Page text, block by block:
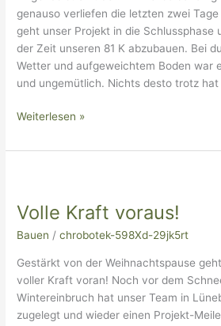
genauso verliefen die letzten zwei
geht unser Projekt in die Schlussphase
der Zeit unseren 81 K abzubauen. Bei
Wetter und aufgeweichtem Boden war
und ungemütlich. Nichts desto trotz hat
Weiterlesen »
Volle Kraft voraus!
Bauen /chrobotek-598Xd-29jk5rt
Gestärkt von der Weihnachtspause
voller Kraft voran! Noch vor dem
Wintereinbruch hat unser Team in
zugelegt und wieder einen Projekt-
voraus!